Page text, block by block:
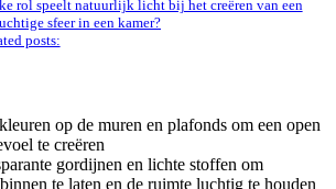
rol speelt natuurlijk licht bij het creëren van een
sfeer in een kamer?
posts:
op de muren en plafonds om een open
te creëren
gordijnen en lichte stoffen om
te laten en de ruimte luchtig te houden